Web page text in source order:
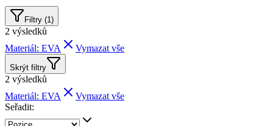
Filtry (1)
2 výsledků
Materiál: EVA
Vymazat vše
Skrýt filtry
2 výsledků
Materiál: EVA
Vymazat vše
Seřadit: